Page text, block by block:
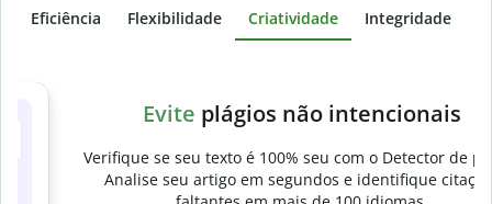
Eficiência Flexibilidade Criatividade Integridade
Slide 4 of 6